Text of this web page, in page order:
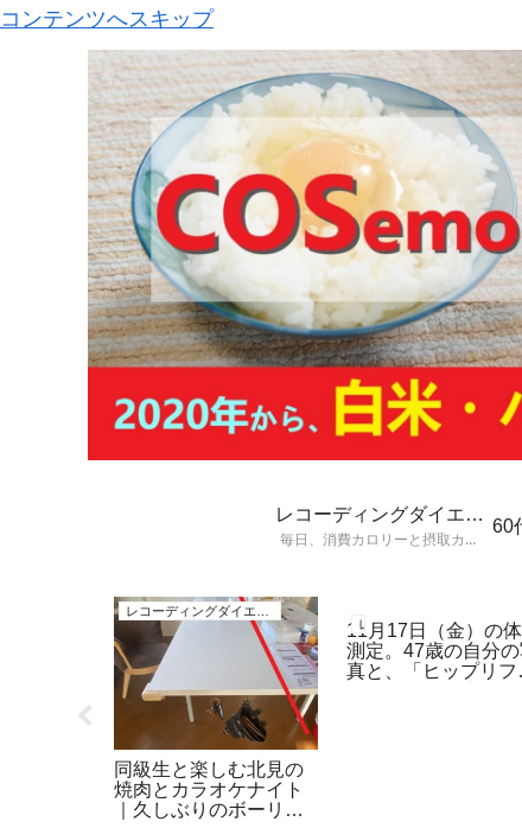
コンテンツへスキップ
レコーディングダイエッ
ト
毎日、消費カロリーと摂取カロ
60
同級生と楽しむ北見の
焼肉とカラオケナイト
｜久しぶりのボーリン
レコーディングダイエット
11月17日（金）の
測定。47歳の自分の
真と、「ヒップリフ